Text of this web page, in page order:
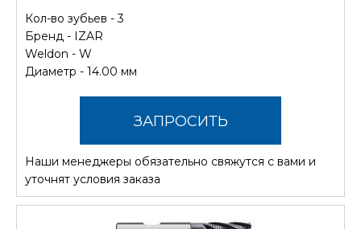
Кол-во зубьев - 3
Бренд - IZAR
Weldon - W
Диаметр - 14.00 мм
ЗАПРОСИТЬ
СТОИМОСТЬ
Наши менеджеры обязательно свяжутся с вами и
уточнят условия заказа